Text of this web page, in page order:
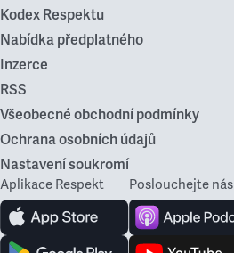
Kodex Respektu
Nabídka předplatného
Inzerce
RSS
Všeobecné obchodní podmínky
Ochrana osobních údajů
Nastavení soukromí
Aplikace Respekt Poslouchejte nás